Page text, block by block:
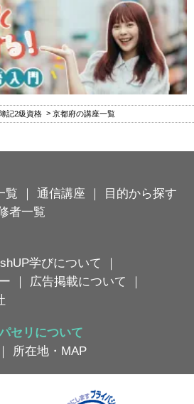
記2級資格 京都府の講座一覧
覧 ｜ 通信講座 ｜
目的から探す
者一覧
学びについて
｜
｜ 広告掲載について
｜
セリについて
｜ 所在地・MAP